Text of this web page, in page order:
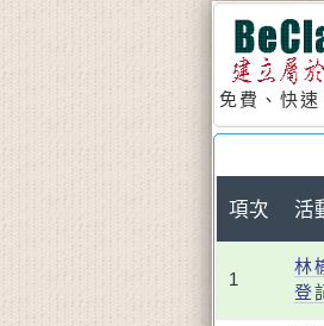
免費、快
項次 活
1
林
登